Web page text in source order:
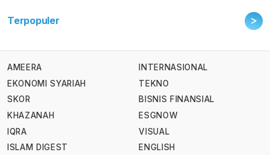
Terpopuler >
AMEERA
EKONOMI SYARIAH
SKOR
KHAZANAH
IQRA
ISLAM DIGEST
INTERNASIONAL
TEKNO
BISNIS FINANSIAL
ESGNOW
VISUAL
ENGLISH